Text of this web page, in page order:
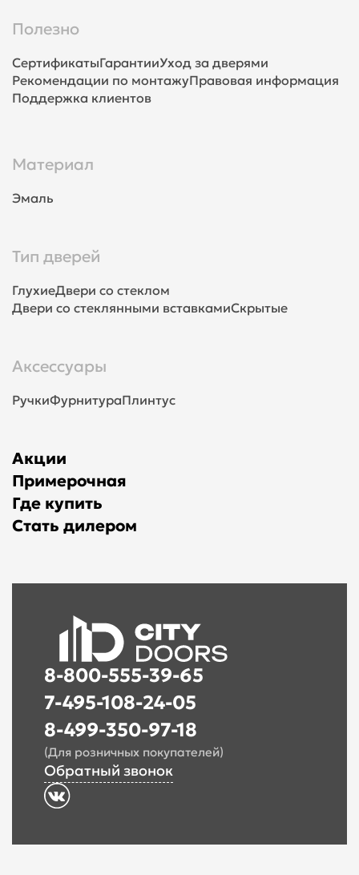
Полезно
СертификатыГарантииУход за дверями
Рекомендации по монтажуПравовая информация
Поддержка клиентов
Материал
Эмаль
Тип дверей
ГлухиеДвери со стеклом
Двери со стеклянными вставкамиСкрытые
Аксессуары
РучкиФурнитураПлинтус
Акции
Примерочная
Где купить
Стать дилером
8-800-555-39-65
7-495-108-24-05
8-499-350-97-18
(Для розничных покупателей)
Обратный звонок